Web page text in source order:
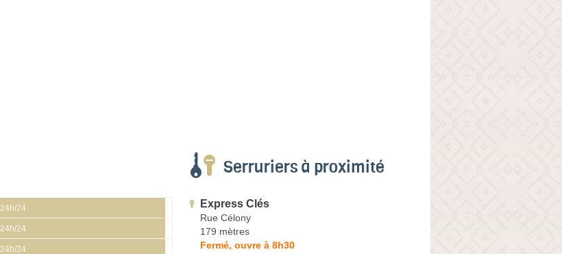
24h/24
24h/24
24h/24
Serruriers à proximité
Express Clés
Rue Célony
179 mètres
Fermé, ouvre à 8h30